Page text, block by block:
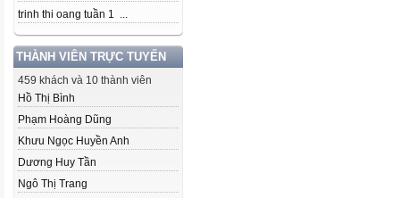
trinh thi oang tuần 1 ...
THÀNH VIÊN TRỰC TUYẾN
459 khách và 10 thành viên
Hồ Thị Bình
Phạm Hoàng Dũng
Khưu Ngọc Huyền Anh
Dương Huy Tần
Ngô Thị Trang